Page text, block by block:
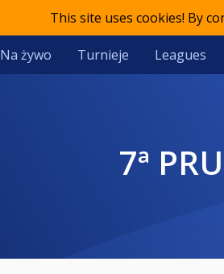
This site uses cookies! By
Na żywo Turnieje Leagues
7ª